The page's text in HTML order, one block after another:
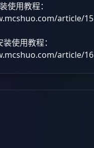
使用教程：
article/15
使用教程：
article/16